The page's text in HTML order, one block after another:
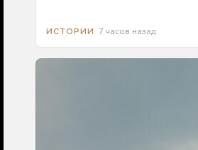
ИСТОРИИ 7 часов назад